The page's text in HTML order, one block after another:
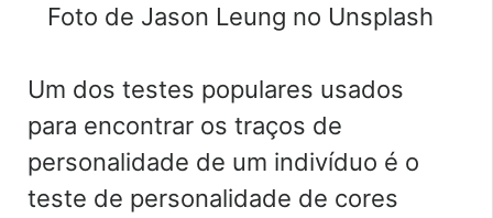
Foto de Jason Leung no Unsplash
Um dos testes populares usados
para encontrar os traços de
personalidade de um indivíduo é o
teste de personalidade de cores